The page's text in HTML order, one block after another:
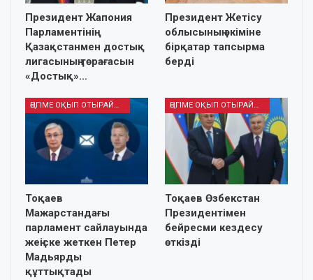
Президент Жапония
Парламентінің
Қазақстанмен достық
лигасының төрағасын
«Достық»…
Президент Жетісу
облысының әкіміне
бірқатар тапсырма
берді
ӘҢГІМЕ ОҚЫП ОТЫРАЙЫҚ
Тоқаев
Мажарстандағы
парламент сайлауында
жеңіске жеткен Петер
Мадьярды
құттықтады
ӘҢГІМЕ ОҚЫП ОТЫРАЙЫҚ
Тоқаев Өзбекстан
Президентімен
бейресми кездесу
өткізді